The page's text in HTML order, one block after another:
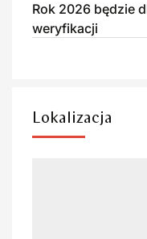
Rok 2026 będzie
weryfikacji
Lokalizacja